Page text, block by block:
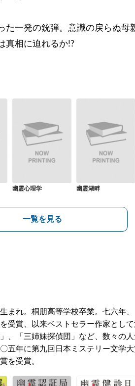
た一発の銃弾。意識の戻らぬ母
真相に迫れるか!?
幽霊心理学 幽霊湖畔
一覧を見る
まれ。桐朋高等学校卒業。七六年
受賞、以来ベストセラー作家とし
、「三姉妹探偵団」など、数々の
五年に第九回日本ミステリー文学
を受賞。